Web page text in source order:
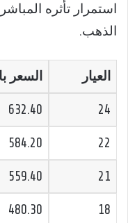
استمرار تأثره
الذهب.
العيار السعر
24
632.40
22
584.20
21
559.40
18
480.30